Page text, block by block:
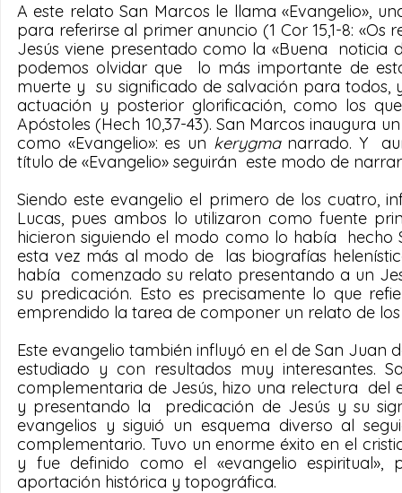
A este relato San Marcos le llama «Evangelio»,
para referirse al primer anuncio (1 Cor 15,1-8:
Jesús viene presentado como la «Buena  noticia
podemos olvidar que  lo más importante de
muerte y  su significado de salvación para
actuación y posterior glorificación, como los
Apóstoles (Hech 10,37-43). San Marcos inaugura
como «Evangelio»: es un kerygma narrado. Y
título de «Evangelio» seguirán  este modo de
Siendo este evangelio el primero de los cuatro,
Lucas, pues ambos lo utilizaron como fuente
hicieron siguiendo el modo como lo había
esta vez más al modo de  las biografías
había  comenzado su relato presentando a un
su predicación. Esto es precisamente lo que
emprendido la tarea de componer un relato de
Este evangelio también influyó en el de San Juan
estudiado y con resultados muy interesantes.
complementaria de Jesús, hizo una relectura
y presentando la  predicación de Jesús y su
evangelios y siguió un esquema diverso al
complementario. Tuvo un enorme éxito en el
y fue definido como el «evangelio
aportación histórica y topográfica.